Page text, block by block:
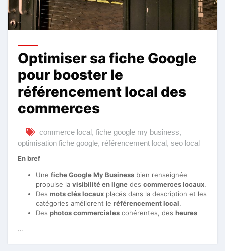
Optimiser sa fiche Google
pour booster le
référencement local des
commerces
commerce local, fiche google my business,
optimisation fiche google, référencement local, seo local
En bref
Une fiche Google My Business bien renseignée
propulse la visibilité en ligne des commerces locaux.
Des mots clés locaux placés dans la description et les
catégories améliorent le référencement local.
Des photos commerciales cohérentes, des heures
…